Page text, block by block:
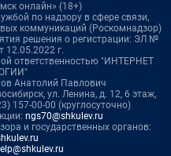
онлайн» (18+)
по надзору в сфере связи,
коммуникаций (Роскомнадзор)
решения о регистрации: ЭЛ №
12.05.2022 г.
ответственностью "ИНТЕРНЕТ
Анатолий Павлович
ул. Ленина, д. 12, 6 этаж,
157-00-00 (круглосуточно)
ngs70@shkulev.ru
и государственных органов: